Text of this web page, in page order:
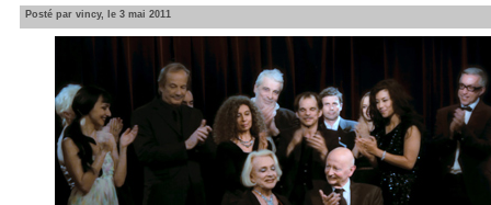
Posté par vincy, le 3 mai 2011